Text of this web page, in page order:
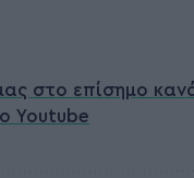
στο επίσημο
Youtube